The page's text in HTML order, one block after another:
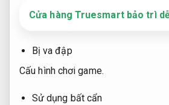
Cửa hàng Truesmart bảo trì
Bị va đập
Cấu hình chơi game.
Sử dụng bất cẩn